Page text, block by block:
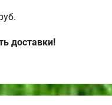
доставки!